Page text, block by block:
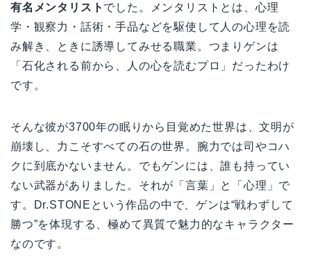
有名メンタリスト でした。メンタリストとは、心理
学・観察力・話術・手品などを駆使して人の心理を読
み解き、ときに誘導してみせる職業。つまりゲンは
「石化される前から、人の心を読むプロ」だったわけ
です。
そんな彼が3700年の眠りから目覚めた世界は、文明が
崩壊し、力こそすべての石の世界。腕力では司やコハ
クに到底かないません。でもゲンには、誰も持ってい
ない武器がありました。それが「言葉」と「心理」で
す。Dr.STONEという作品の中で、ゲンは“戦わずして
勝つ”を体現する、極めて異質で魅力的なキャラクター
なのです。